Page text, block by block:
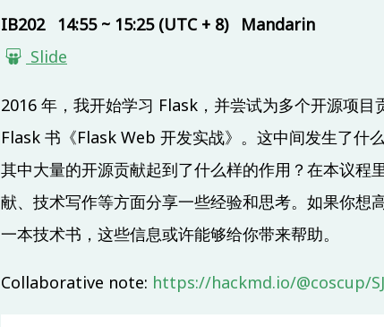
Room
IB201
IB202 14:55 ~ 15:25 (UTC + 8)
Mandarin
Slide
2016 年，我开始学习 Flask，并尝试为多个开源项
Flask 书《Flask Web 开发实战》。这中间发生了什
其中大量的开源贡献起到了什么样的作用？在本议
献、技术写作等方面分享一些经验和思考。如果你
一本技术书，这些信息或许能够给你带来帮助。
Collaborative note: https://hackmd.io/@coscup/